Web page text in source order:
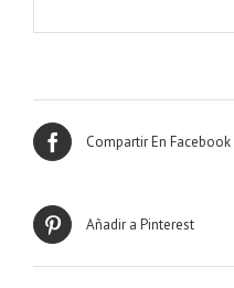
Compartir En Facebook
Añadir a Pinterest